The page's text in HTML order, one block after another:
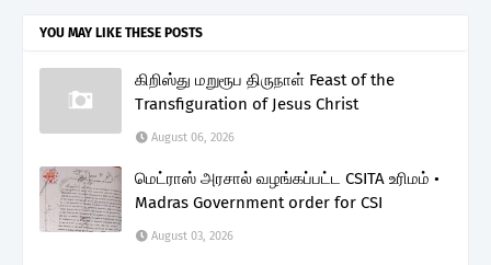
YOU MAY LIKE THESE POSTS
கிறிஸ்து மறுரூப திருநாள் Feast of the
Transfiguration of Jesus Christ
August 06, 2026
மெட்ராஸ் அரசால் வழங்கப்பட்ட CSITA உரிமம் •
Madras Government order for CSI
August 03, 2026